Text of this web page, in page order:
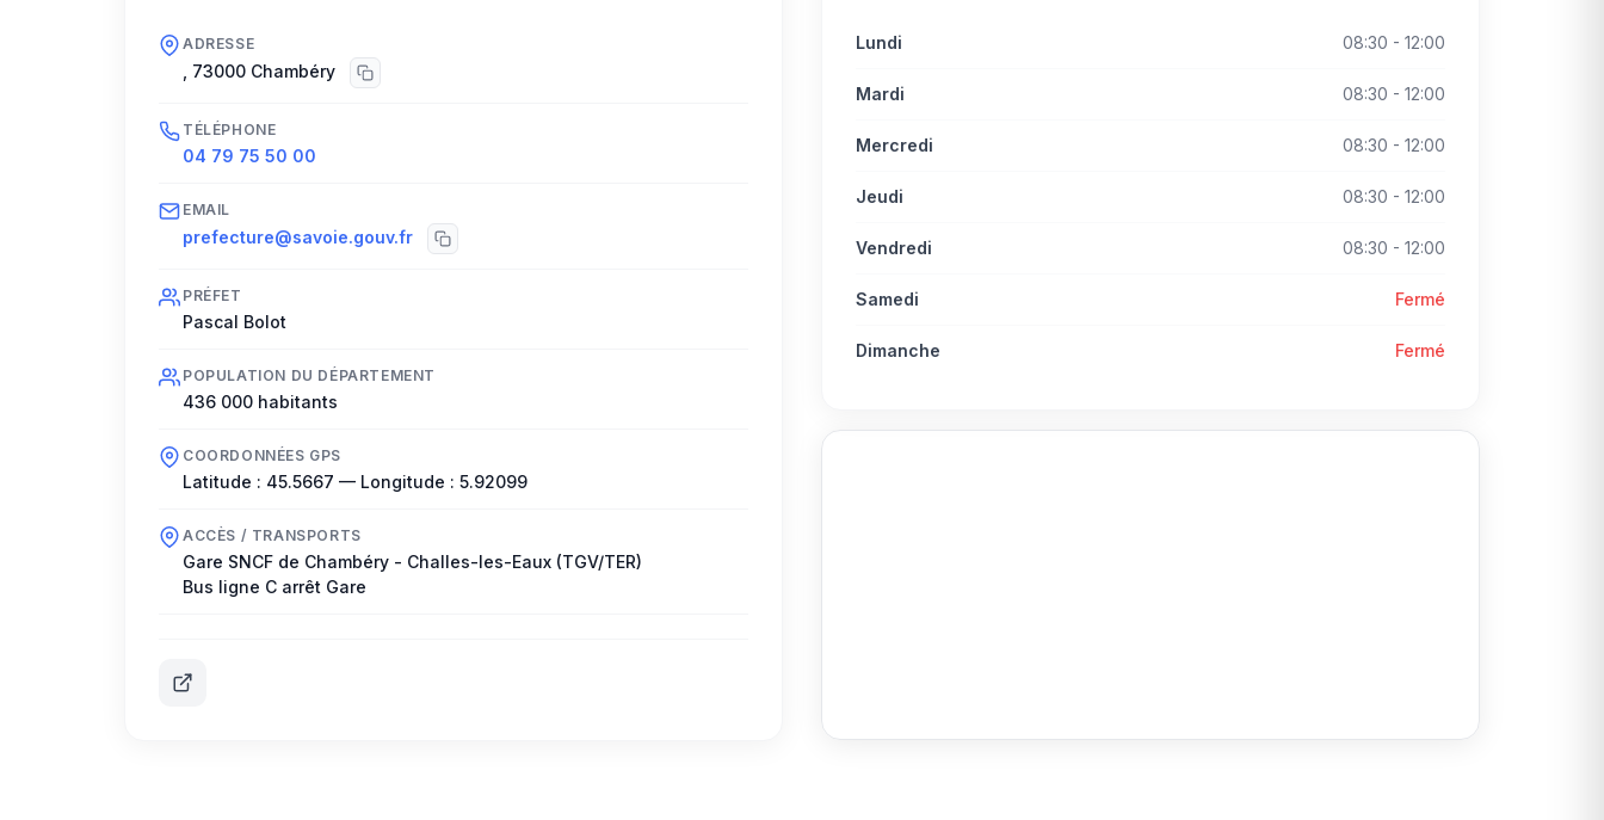
ADRESSE
73000 Chambéry
TÉLÉPHONE
04 79 75 50 00
EMAIL
prefecture@savoie.gouv.fr
PRÉFET
Pascal Bolot
POPULATION DU DÉPARTEMENT
436 000 habitants
COORDONNÉES GPS
Latitude : 45.5667 — Longitude : 5.92099
ACCÈS / TRANSPORTS
Gare SNCF de Chambéry - Challes-les-Eaux (TGV/TER)
Bus ligne C arrêt Gare
Lundi 08:30 - 12:00
Mardi 08:30 - 12:00
Mercredi 08:30 - 12:00
Jeudi 08:30 - 12:00
Vendredi 08:30 - 12:00
Samedi Fermé
Dimanche Fermé